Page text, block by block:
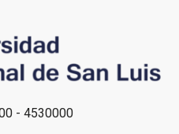
- 4530000